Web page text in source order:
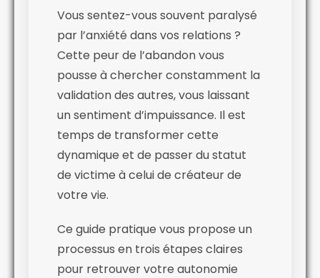
Vous sentez-vous souvent paralysé
par l’anxiété dans vos relations ?
Cette peur de l’abandon vous
pousse à chercher constamment la
validation des autres, vous laissant
un sentiment d’impuissance. Il est
temps de transformer cette
dynamique et de passer du statut
de victime à celui de créateur de
votre vie.
Ce guide pratique vous propose un
processus en trois étapes claires
pour retrouver votre autonomie